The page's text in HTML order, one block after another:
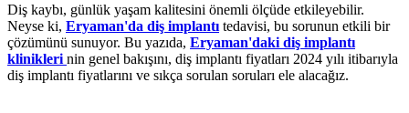
Diş kaybı, günlük yaşam kalitesini önemli ölçüde etkileyebilir.
Neyse ki, Eryaman'da diş implantı tedavisi, bu sorunun etkili bir
çözümünü sunuyor. Bu yazıda, Eryaman'daki diş implantı
klinikleri nin genel bakışını, diş implantı fiyatları 2024 yılı itibarıyla
diş implantı fiyatlarını ve sıkça sorulan soruları ele alacağız.